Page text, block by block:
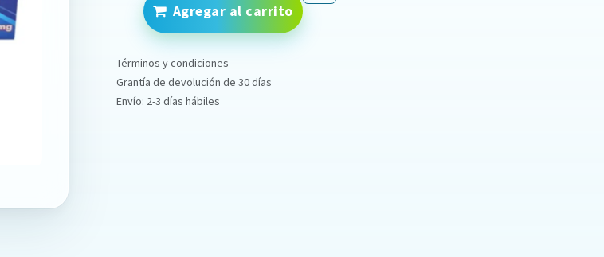
Agregar al carrito
Términos y condiciones
Grantía de devolución de 30 días
Envío: 2-3 días hábiles